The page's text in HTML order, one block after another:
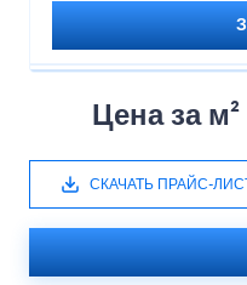
Материал:
Прочность: ≥30 МПа
Морозостойкость:
Цвета: серый,
Поверхность:
Цена за
СКАЧАТЬ ПРАЙС-